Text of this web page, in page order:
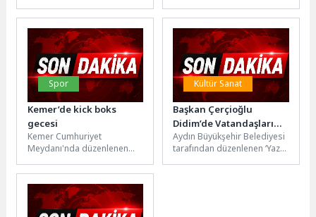
uyum problemlerini yeniden
gündeme...
compromise
assessment (CCA) alanında
lider olan Lumu ile yeni...
Spor
Kemer’de kick boks
gecesi
Kemer Cumhuriyet
Meydanı'nda düzenlenen
Başkanı Necati Topaloğlu,
Kemer Belediye Başkan
Yardımcısı Semih...
Kültür Sanat
Başkan Çerçioğlu
Didim’de Vatandaşları
‘Yaz Konseri’ ile
Buluşturdu
Aydın Büyükşehir Belediyesi
tarafından düzenlenen ‘Yaz